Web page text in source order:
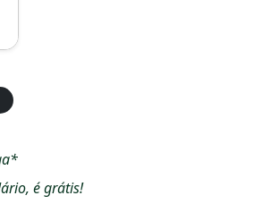
é grátis!